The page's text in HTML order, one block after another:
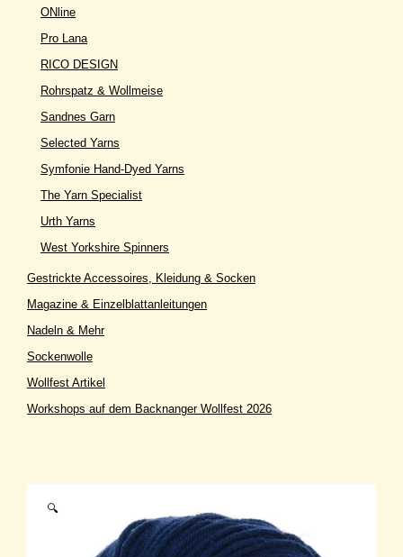
🔍
ONline
Pro Lana
RICO DESIGN
Rohrspatz & Wollmeise
Sandnes Garn
Selected Yarns
Symfonie Hand-Dyed Yarns
The Yarn Specialist
Urth Yarns
West Yorkshire Spinners
Gestrickte Accessoires, Kleidung & Socken
Magazine & Einzelblattanleitungen
Nadeln & Mehr
Sockenwolle
Wollfest Artikel
Workshops auf dem Backnanger Wollfest 2026